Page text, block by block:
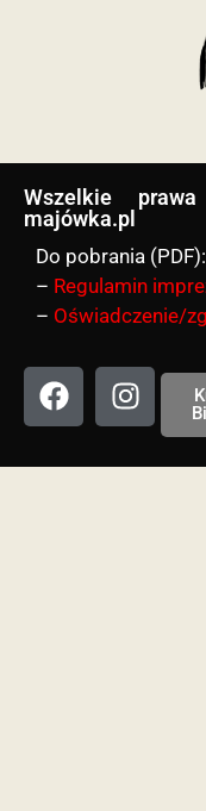
Wszelkie
majówka.pl​
Do pobrania (PDF):
– Regulamin
– Oświadczenie/